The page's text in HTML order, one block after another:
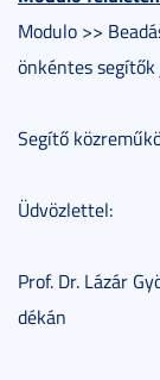
Modulo >>
önkéntes
Segítő
Üdvözlettel:
Prof. Dr. Lázár
dékán